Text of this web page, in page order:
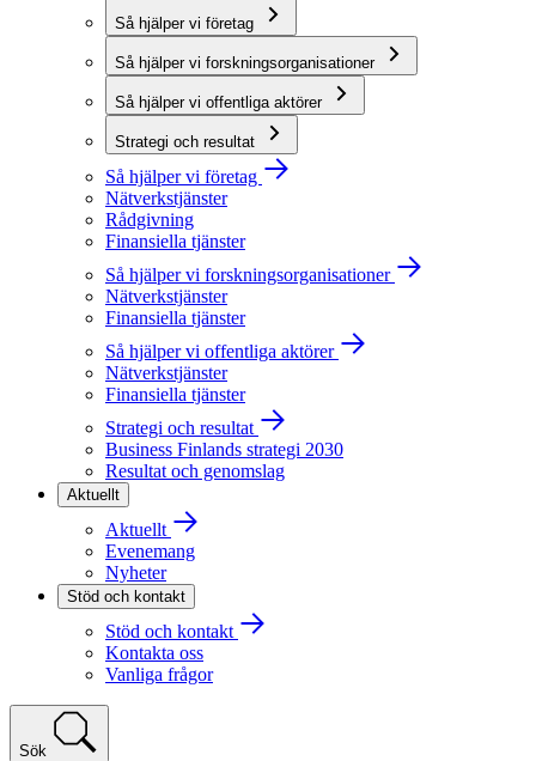
Så hjälper vi företag
Så hjälper vi forskningsorganisationer
Så hjälper vi offentliga aktörer
Strategi och resultat
Så hjälper vi företag
Nätverkstjänster
Rådgivning
Finansiella tjänster
Så hjälper vi forskningsorganisationer
Nätverkstjänster
Finansiella tjänster
Så hjälper vi offentliga aktörer
Nätverkstjänster
Finansiella tjänster
Strategi och resultat
Business Finlands strategi 2030
Resultat och genomslag
Aktuellt
Aktuellt
Evenemang
Nyheter
Stöd och kontakt
Stöd och kontakt
Kontakta oss
Vanliga frågor
Sök